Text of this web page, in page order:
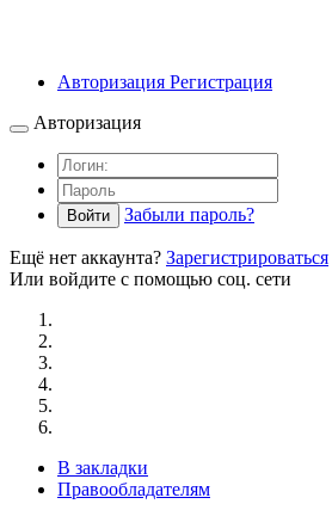
Авторизация Регистрация
Авторизация
Войти Забыли пароль?
Ещё нет аккаунта? Зарегистрироваться
Или войдите с помощью соц. сети
В закладки
Правообладателям